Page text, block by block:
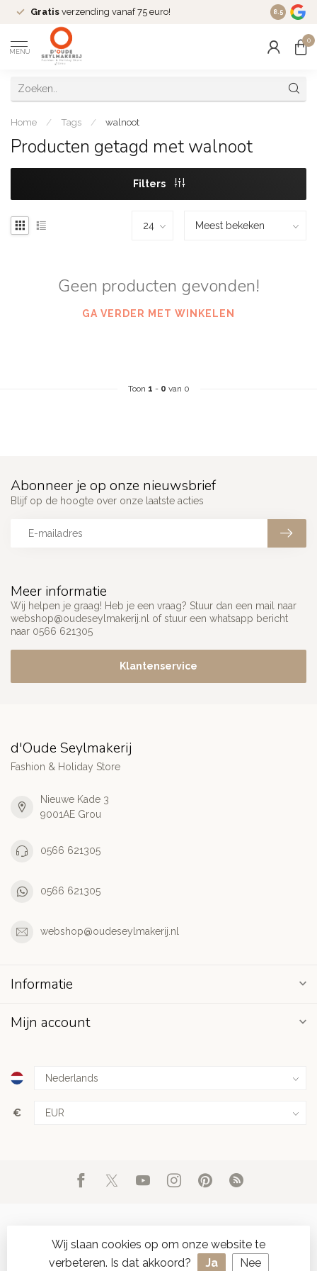
Gratis verzending vanaf 75 euro! Dé
8.5
MENU
0
Home / Tags / walnoot
Producten getagd met walnoot
Filters
Geen producten gevonden!
GA VERDER MET WINKELEN
Toon 1 - 0 van 0
Meer informatie
Wij helpen je graag! Heb je een vraag? Stuur dan een mail naar
webshop@oudeseylmakerij.nl
of stuur een whatsapp bericht
naar 0566 621305
Klantenservice
Abonneer je op onze nieuwsbrief
Blijf op de hoogte over onze laatste acties
d'Oude Seylmakerij
Fashion & Holiday Store
Nieuwe Kade 3
9001AE Grou
0566 621305
0566 621305
webshop@oudeseylmakerij.nl
Informatie
Mijn account
€
© Copyright 2026 d'Oude Seylmakerij- Powered by Lightspeed
Wij slaan cookies op om onze website te
verbeteren. Is dat akkoord?
Ja Nee